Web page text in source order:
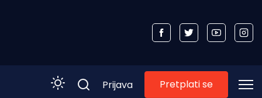
Prijava Pretplati se